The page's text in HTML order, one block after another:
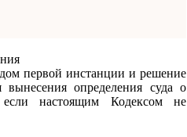
первой инстанции и решение
определения суда о
если настоящим Кодексом не